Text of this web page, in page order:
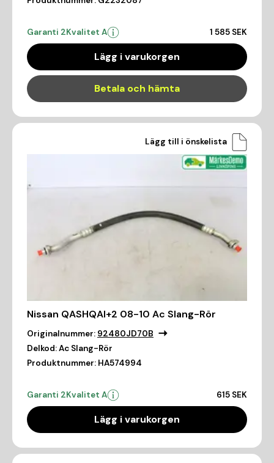
Garanti 2Kvalitet A 1 585 SEK
Lägg i varukorgen
Betala och hämta
Lägg till i önskelista
Nissan QASHQAI+2 08-10 Ac Slang-Rör
Originalnummer: 92480JD70B
Delkod:Ac Slang-Rör
Produktnummer: HA574994
Garanti 2Kvalitet A 615 SEK
Lägg i varukorgen